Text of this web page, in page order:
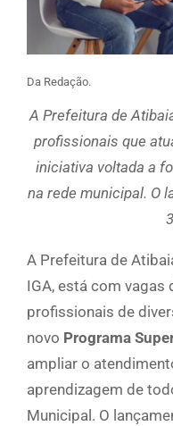
Da Redação.
A Prefeitura de
profissionais que
iniciativa voltada a
na rede municipal. O
A Prefeitura de
IGA, está com
profissionais de
novo Programa
ampliar o
aprendizagem de
Municipal. O